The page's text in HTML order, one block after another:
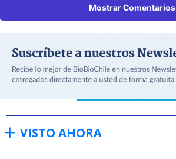
Mostrar Comentarios
VISTO AHORA